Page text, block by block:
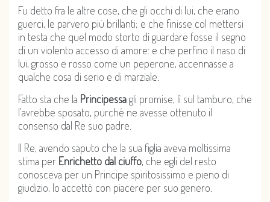
Fu detto fra le altre cose, che gli occhi di lui, che erano
guerci, le parvero più brillanti; e che finisse col mettersi
in testa che quel modo storto di guardare fosse il segno
di un violento accesso di amore: e che perfino il naso di
lui, grosso e rosso come un peperone, accennasse a
qualche cosa di serio e di marziale.
Fatto sta che la Principessagli promise, lì sul tamburo, che
l’avrebbe sposato, purché ne avesse ottenuto il
consenso dal Re suo padre.
Il Re, avendo saputo che la sua figlia aveva moltissima
stima per Enrichetto dal ciuffo, che egli del resto
conosceva per un Principe spiritosissimo e pieno di
giudizio, lo accettò con piacere per suo genero.